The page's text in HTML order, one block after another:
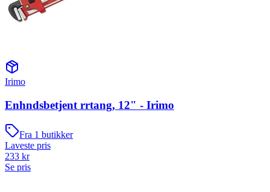
Irimo
Enhndsbetjent rrtang, 12" - Irimo
Fra 1 butikker
Laveste pris
233 kr
Se pris